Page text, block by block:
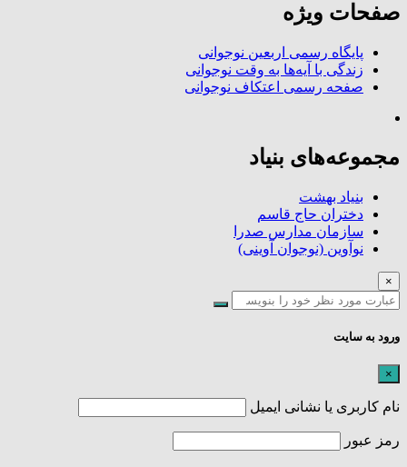
صفحات ویژه
پایگاه رسمی اربعین نوجوانی
زندگی با آیه‌ها به وقت نوجوانی
صفحه رسمی اعتکاف نوجوانی
مجموعه‌های بنیاد
بنیاد بهشت
دختران حاج قاسم
سازمان مدارس صدرا
نوآوین (نوجوان آوینی)
×
ورود به سایت
×
نام کاربری یا نشانی ایمیل
رمز عبور